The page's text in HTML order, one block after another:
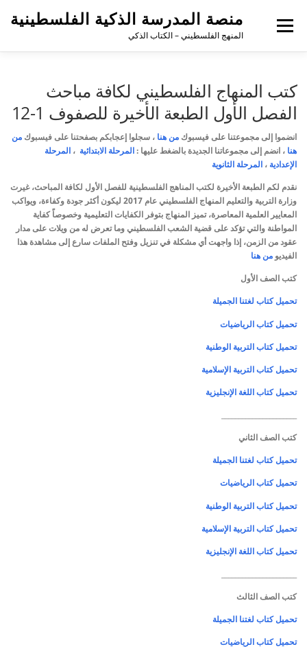
منصة المدرسة الذكية الفلسطينية
المنهج الفلسطيني – الكتاب الذكي
القائمة
كتب المنهاج الفلسطيني لكافة مباحث
الفصل الأول الطبعة الأخيرة للصفوف 1-12
انضموا إلى مجموعتنا على فيسبوك من هنا ، سجلوا إعجابكم بصفحتنا على فيسبوك من
هنا ، انضم إلى مجموعاتنا الجديدة بالضغط عليها : المرحلة الابتدائية ، المرحلة
الإعدادية ، المرحلة الثانوية
نقدم لكم الطبعة الأخيرة لكتب المناهج الفلسطينية للفصل الأول لكافة المباحث،غيرت
وزارة التربية والتعليم المنهاج الفلسطيني عام 2017 ليكون أكثر جودة وكفاءة، ويواكب
المعايير العلمية المعاصرة، تميز المنهاج بتوفر الكفايات التعليمية وخصوصاً كفاية
المواطنة والتي تؤكد على قضية الشعب الفلسطيني وما تعرض له من ويلات على مدار
عقود من الزمن، إذا واجهت أي مشكلة في تنزيل وفتح الملفات سارع إلى مشاهدة هذا
الفيديو من هنا
كتب الصف الأول
تحميل كتاب لغتنا الجميلة
تحميل كتاب الرياضيات
تحميل كتاب التربية الوطنية
تحميل كتاب التربية الإسلامية
تحميل كتاب اللغة الإنجليزية
كتب الصف الثاني
تحميل كتاب لغتنا الجميلة
تحميل كتاب الرياضيات
تحميل كتاب التربية الوطنية
تحميل كتاب التربية الإسلامية
تحميل كتاب اللغة الإنجليزية
كتب الصف الثالث
تحميل كتاب لغتنا الجميلة
تحميل كتاب الرياضيات